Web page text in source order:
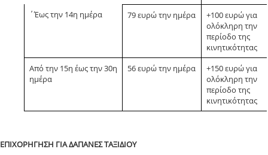
΄Έως την 14η ημέρα
79 ευρώ την ημέρα
+100 ευρώ για
ολόκληρη την
περίοδο της
κινητικότητας
Από την 15η έως την 30η
ημέρα
56 ευρώ την ημέρα
+150 ευρώ για
ολόκληρη την
περίοδο της
κινητικότητας
ΕΠΙΧΟΡΗΓΗΣΗ ΓΙΑ ΔΑΠΑΝΕΣ ΤΑΞΙΔΙΟΥ